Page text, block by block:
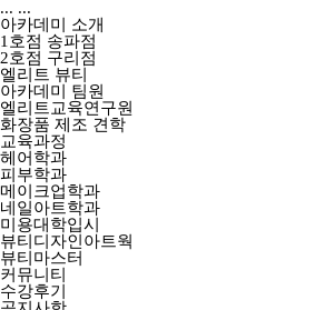
... ...
아카데미 소개
1호점 송파점
2호점 구리점
엘리트 뷰티
아카데미 팀원
엘리트교육연구원
화장품 제조 견학
교육과정
헤어학과
피부학과
메이크업학과
네일아트학과
미용대학입시
뷰티디자인아트웍
뷰티마스터
커뮤니티
수강후기